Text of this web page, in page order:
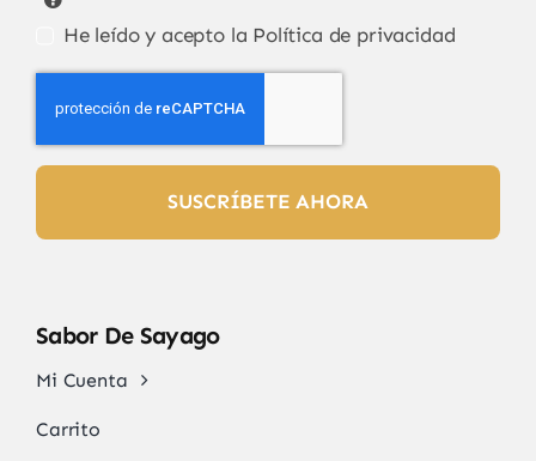
He leído y acepto la Política de privacidad
SUSCRÍBETE AHORA
Sabor De Sayago
Mi Cuenta
Carrito